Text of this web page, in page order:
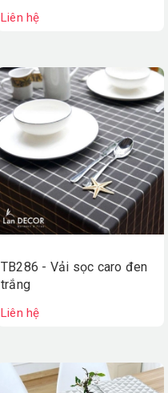
Liên hệ
TB286 - Vải sọc caro đen
trắng
Liên hệ